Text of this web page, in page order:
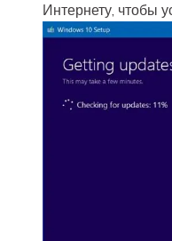
Интернету, чтобы